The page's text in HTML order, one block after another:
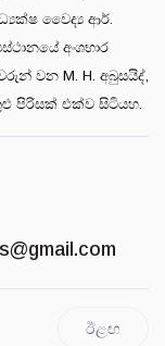
වෛද්‍ය ආර්.
අංශභාර
වන M. H. අබුසයිද්,
පිරිසක් එක්ව සිටියහ.
ඊළඟ